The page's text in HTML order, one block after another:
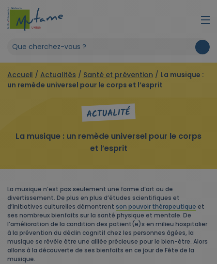
Accueil / Actualités / Santé et prévention / La musique :
un remède universel pour le corps et l’esprit
ACTUALITÉ
La musique : un remède universel pour le corps
et l’esprit
La musique n’est pas seulement une forme d’art ou de
divertissement. De plus en plus d’études scientifiques et
d’initiatives culturelles démontrent son pouvoir thérapeutique et
ses nombreux bienfaits sur la santé physique et mentale. De
l’amélioration de la condition des patient(e)s en milieu hospitalier
à la prévention du déclin cognitif chez les personnes âgées, la
musique se révèle être une alliée précieuse pour le bien-être. Alors
allons à la découverte de ses bienfaits en ce jour de Fête de la
musique.